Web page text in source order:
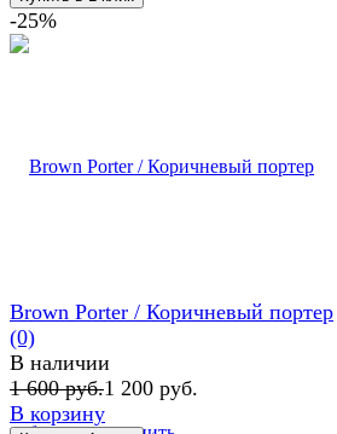
-25%
Brown Porter / Коричневый портер
(0)
В наличии
1 600 руб.1 200 руб.
В корзину